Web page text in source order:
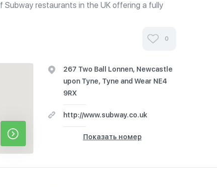
Subway restaurants in the UK offering a fully
Offers toasted and cold submarine
0
267 Two Ball Lonnen, Newcastle
upon Tyne, Tyne and Wear NE4
9RX
http://www.subway.co.uk
Показать номер